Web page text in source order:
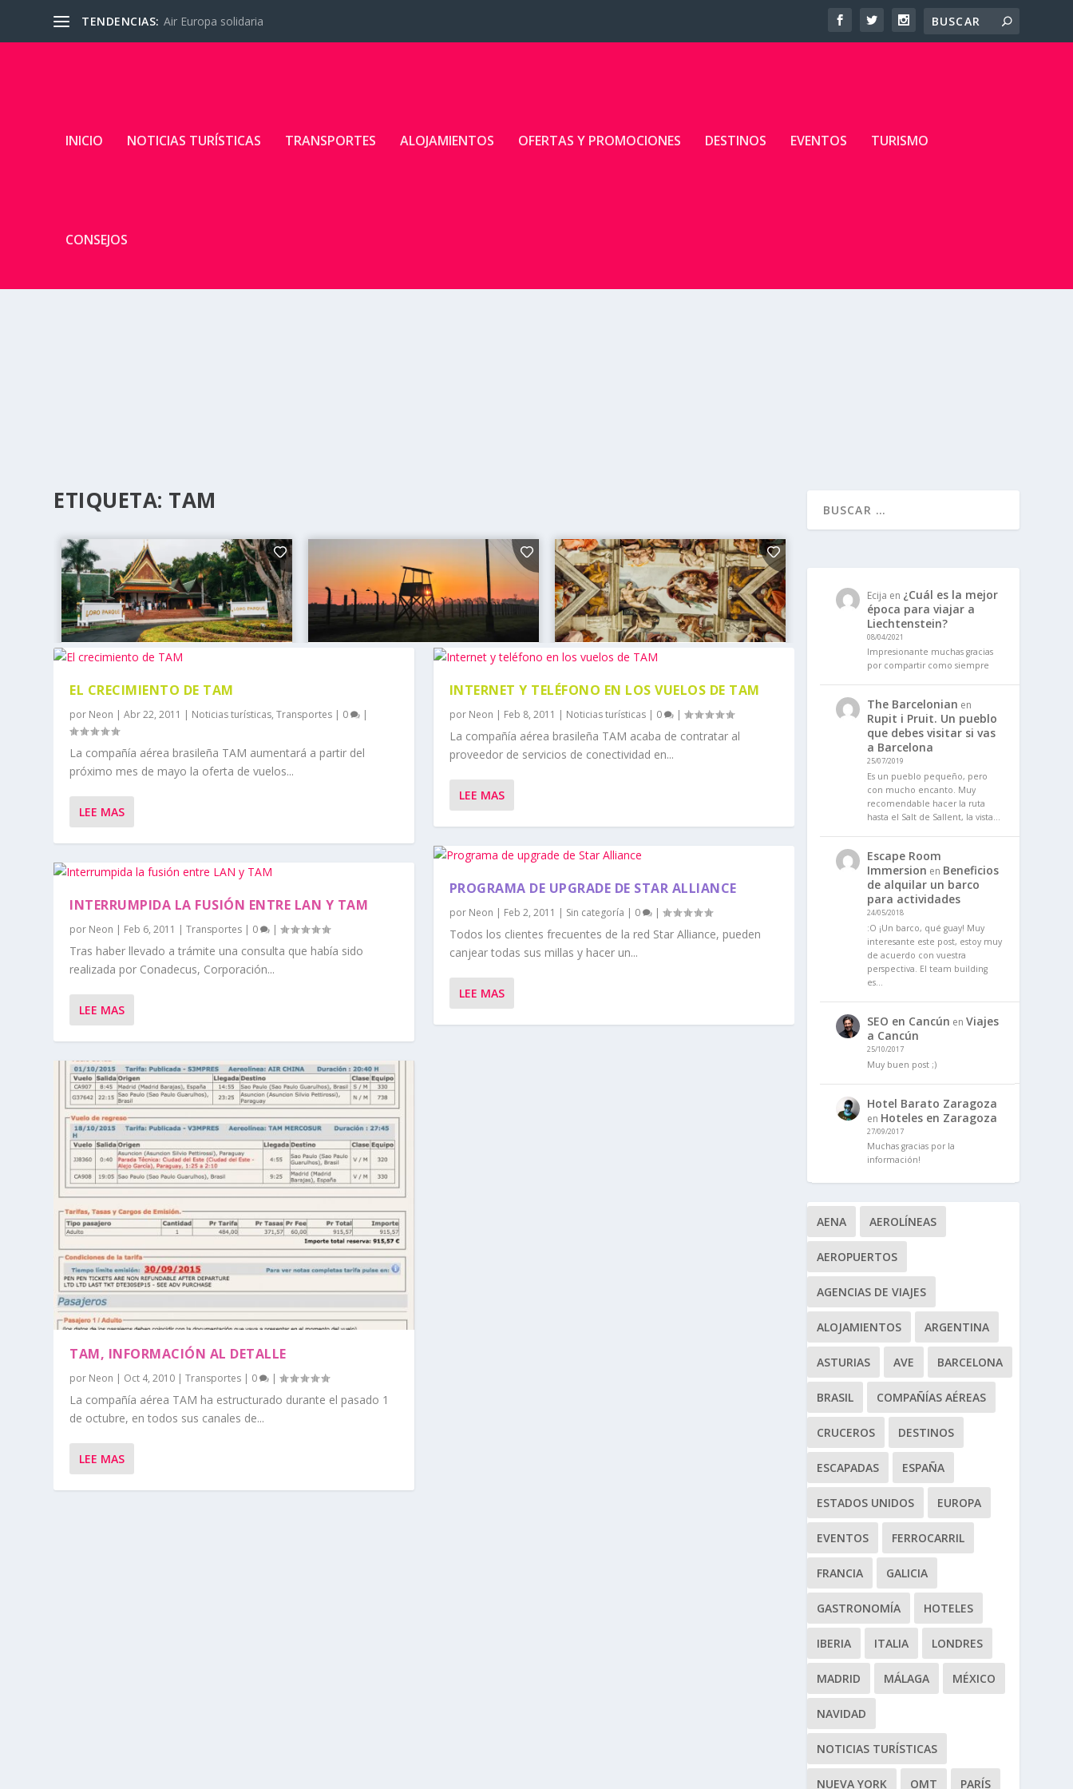
TENDENCIAS: Air Europa solidaria
INICIO NOTICIAS TURÍSTICAS TRANSPORTES ALOJAMIENTOS OFERTAS Y PROMOCIONES DESTINOS EVENTOS TURISMO
CONSEJOS
ETIQUETA: TAM
EL CRECIMIENTO DE TAM
por Neon |Abr 22, 2011 | Noticias turísticas,Transportes | 0 |
La compañía aérea brasileña TAM aumentará a partir del
próximo mes de mayo la oferta de vuelos...
LEE MAS
INTERRUMPIDA LA FUSIÓN ENTRE LAN Y TAM
por Neon | Feb 6, 2011 |Transportes | 0 |
Tras haber llevado a trámite una consulta que había sido
realizada por Conadecus, Corporación...
LEE MAS
TAM, INFORMACIÓN AL DETALLE
por Neon | Oct 4, 2010 |Transportes | 0 |
La compañía aérea TAM ha estructurado durante el pasado 1
de octubre, en todos sus canales de...
LEE MAS
INTERNET Y TELÉFONO EN LOS VUELOS DE TAM
por Neon | Feb 8, 2011 | Noticias turísticas| 0 |
La compañía aérea brasileña TAM acaba de contratar al
proveedor de servicios de conectividad en...
LEE MAS
PROGRAMA DE UPGRADE DE STAR ALLIANCE
por Neon | Feb 2, 2011 | Sin categoría | 0 |
Todos los clientes frecuentes de la red Star Alliance, pueden
canjear todas sus millas y hacer un...
LEE MAS
Ecija en ¿Cuál es la mejor
época para viajar a
Liechtenstein?
08/04/2021
Impresionante muchas gracias
por compartir como siempre
The Barcelonian en
Rupit i Pruit. Un pueblo
que debes visitar si vas
a Barcelona
25/07/2019
Es un pueblo pequeño, pero
con mucho encanto. Muy
recomendable hacer la ruta
hasta el Salt de Sallent, la vista…
Escape Room
Immersion en Beneficios
de alquilar un barco
para actividades
24/05/2018
:O ¡Un barco, qué guay! Muy
interesante este post, estoy muy
de acuerdo con vuestra
perspectiva. El team building
es…
SEO en Cancún en Viajes
a Cancún
25/10/2017
Muy buen post ;)
Hotel Barato Zaragoza
en Hoteles en Zaragoza
27/09/2017
Muchas gracias por la
información!
AENA AEROLÍNEAS
AEROPUERTOS
AGENCIAS DE VIAJES
ALOJAMIENTOS ARGENTINA
ASTURIAS AVE BARCELONA
BRASIL COMPAÑÍAS AÉREAS
CRUCEROS DESTINOS
ESCAPADAS ESPAÑA
ESTADOS UNIDOS EUROPA
EVENTOS FERROCARRIL
FRANCIA GALICIA
GASTRONOMÍA HOTELES
IBERIA ITALIA LONDRES
MADRID MÁLAGA MÉXICO
NAVIDAD
NOTICIAS TURÍSTICAS
NUEVA YORK OMT PARÍS